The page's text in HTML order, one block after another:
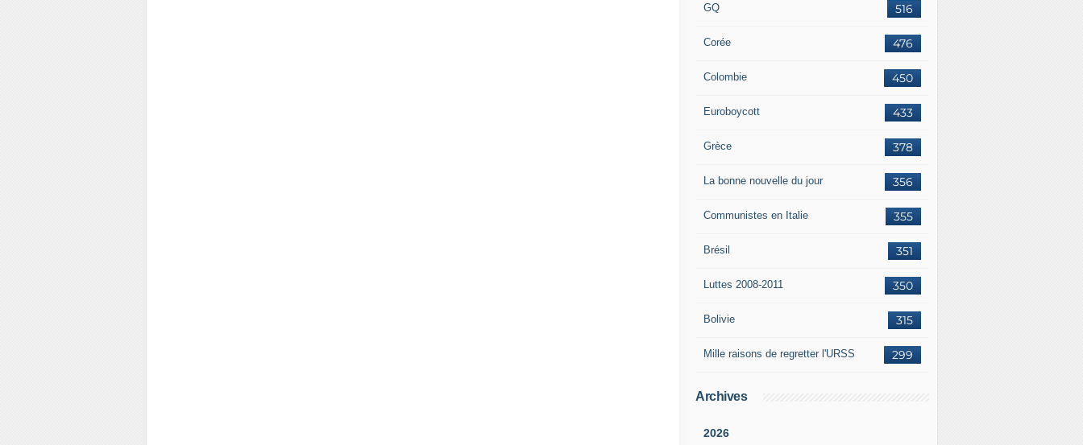
516
GQ
476
Corée
450
Colombie
433
Euroboycott
378
Grèce
356
La bonne nouvelle du jour
355
Communistes en Italie
351
Brésil
350
Luttes 2008-2011
315
Bolivie
299
Mille raisons de regretter l'URSS
Archives
2026